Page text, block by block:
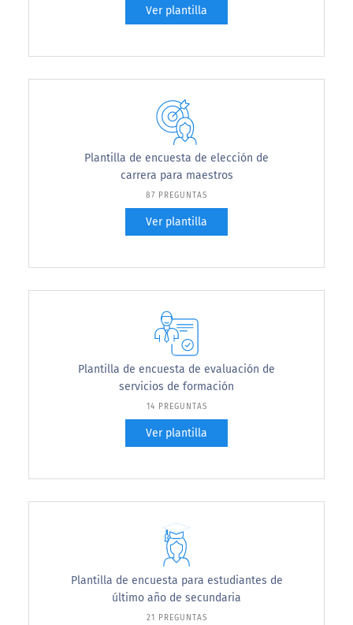
Ver plantilla
Plantilla de encuesta de elección de
carrera para maestros
87 PREGUNTAS
Ver plantilla
Plantilla de encuesta de evaluación de
servicios de formación
14 PREGUNTAS
Ver plantilla
Plantilla de encuesta para estudiantes de
último año de secundaria
21 PREGUNTAS